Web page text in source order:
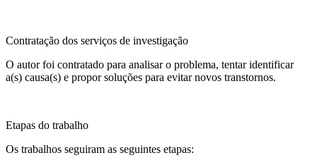
Contratação dos serviços de investigação
O autor foi contratado para analisar o problema, tentar identificar
a(s) causa(s) e propor soluções para evitar novos transtornos.
Etapas do trabalho
Os trabalhos seguiram as seguintes etapas: